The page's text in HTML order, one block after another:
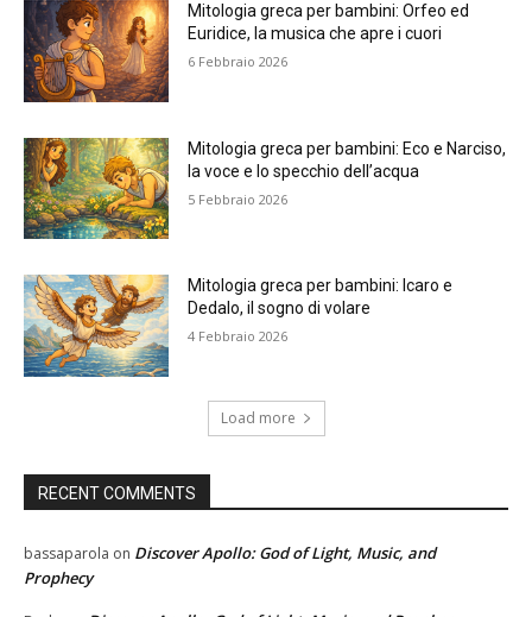
Mitologia greca per bambini: Orfeo ed
Euridice, la musica che apre i cuori
6 Febbraio 2026
Mitologia greca per bambini: Eco e Narciso,
la voce e lo specchio dell’acqua
5 Febbraio 2026
Mitologia greca per bambini: Icaro e
Dedalo, il sogno di volare
4 Febbraio 2026
Load more
RECENT COMMENTS
bassaparola on Discover Apollo: God of Light, Music, and
Prophecy